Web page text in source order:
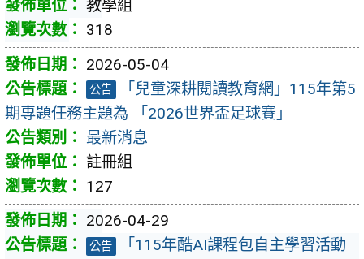
教學組
318
2026-05-04
公告
「兒童深耕閱讀教育網」115年第5
期專題任務主題為 「2026世界盃足球賽」
最新消息
註冊組
127
2026-04-29
公告
「115年酷AI課程包自主學習活動